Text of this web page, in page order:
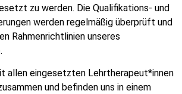
zu werden. Die Qualifikations- und
werden regelmäßig überprüft und
Rahmenrichtlinien unseres
allen eingesetzten Lehrtherapeut*innen
und befinden uns in einem